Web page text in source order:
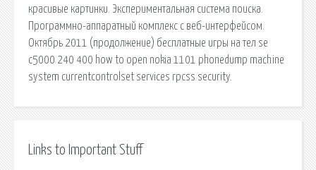
красивые картинки. Экспериментальная система поиска.
Программно-аппаратный комплекс с веб-интерфейсом.
Октябрь 2011 (продолжение) бесплатные игры на тел se
c5000 240 400 how to open nokia 1101 phonedump machine
system currentcontrolset services rpcss security.
Links to Important Stuff